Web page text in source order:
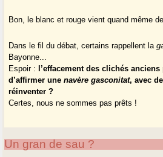
Bon, le blanc et rouge vient quand même
Dans le fil du débat, certains rappellent la
Bayonne...
Espoir : l’effacement des clichés
d’affirmer unenavère gasconitat, avec
réinventer ?
Certes, nous ne sommes pas prêts !
Un gran de sau ?